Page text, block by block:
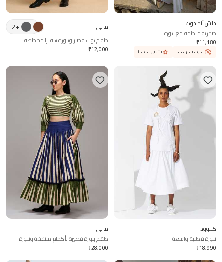
داش آند دوت
صدرية منظمة مع تنورة
₹11,180
تجربة افتراضية الأعلى تقييماً
ماتي +
2
طقم توب قصير وتنورة سفارا مخططة
₹12,000
كــوود
تنورة قطنية واسعة
₹18,990
ماتي
طقم بلوزة قصيرة بأكمام منتفخة وتنورة
بكسرات مخططة
₹28,000